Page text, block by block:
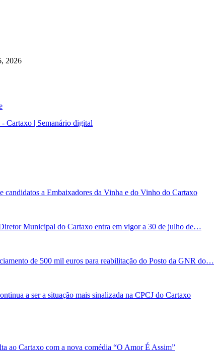
2026
- Cartaxo | Semanário digital
candidatos a Embaixadores da Vinha e do Vinho do Cartaxo
Municipal do Cartaxo entra em vigor a 30 de julho de…
de 500 mil euros para reabilitação do Posto da GNR do…
a ser a situação mais sinalizada na CPCJ do Cartaxo
ao Cartaxo com a nova comédia “O Amor É Assim”